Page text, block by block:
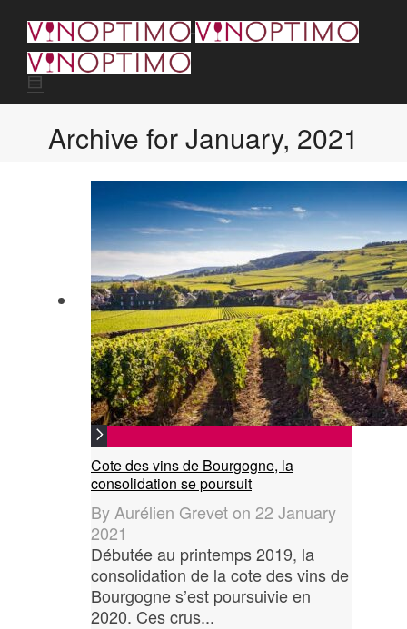
Archive for January, 2021
Cote des vins de Bourgogne, la
consolidation se poursuit
By Aurélien Greveton 22 January
2021
Débutée au printemps 2019, la
consolidation de la cote des vins de
Bourgogne s’est poursuivie en
2020. Ces crus...